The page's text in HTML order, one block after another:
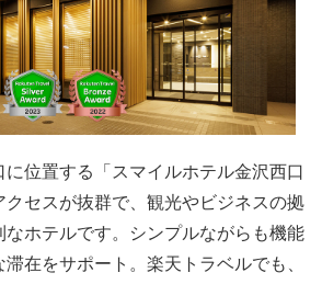
位置する「スマイルホテル金沢西口
クセスが抜群で、観光やビジネスの拠
なホテルです。シンプルながらも機能
在をサポート。楽天トラベルでも、